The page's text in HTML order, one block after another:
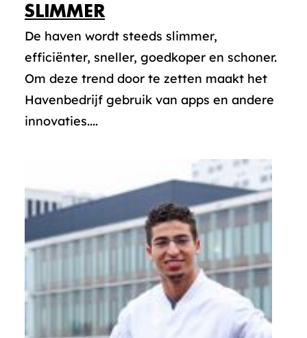
SLIMMER
De haven wordt steeds slimmer,
efficiënter, sneller, goedkoper en schoner.
Om deze trend door te zetten maakt het
Havenbedrijf gebruik van apps en andere
innovaties....